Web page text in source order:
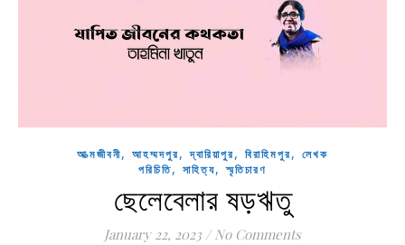
আত্মজীবনী, আহম্মদপুর,দ্বারিয়াপুর, বিরাহিমপুর, লেখক
পরিচিতি, সাহিত্য,স্মৃতিচারণ
ছেলেবেলার ষড়ঋতু
January 22, 2023 / No Comments